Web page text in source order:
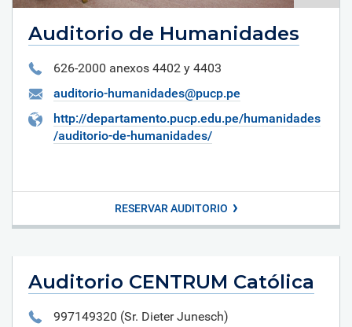
Auditorio de Humanidades
626-2000 anexos 4402 y 4403
auditorio-humanidades@pucp.pe
http://departamento.pucp.edu.pe/humanidades
/auditorio-de-humanidades/
RESERVAR AUDITORIO
Auditorio CENTRUM Católica
997149320 (Sr. Dieter Junesch)